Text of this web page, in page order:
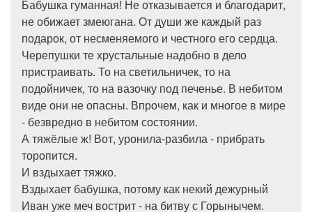
Бабушка гуманная! Не отказывается и благодарит,
не обижает змеюгана. От души же каждый раз
подарок, от несменяемого и честного его сердца.
Черепушки те хрустальные надобно в дело
пристраивать. То на светильничек, то на
подойничек, то на вазочку под печенье. В небитом
виде они не опасны. Впрочем, как и многое в мире
- безвредно в небитом состоянии.
А тяжёлые ж! Вот, уронила-разбила - прибрать
торопится.
И вздыхает тяжко.
Вздыхает бабушка, потому как некий дежурный
Иван уже меч вострит - на битву с Горынычем.